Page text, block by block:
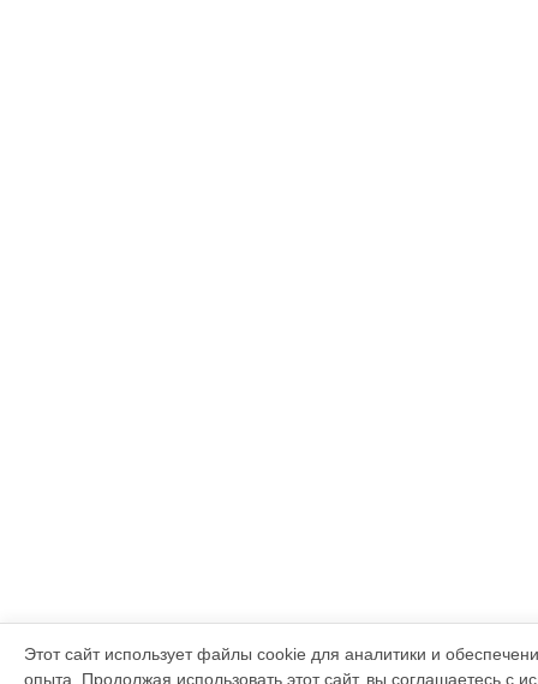
Этот сайт использует файлы cookie для аналитики и
опыта. Продолжая использовать этот сайт, вы соглашаетесь с